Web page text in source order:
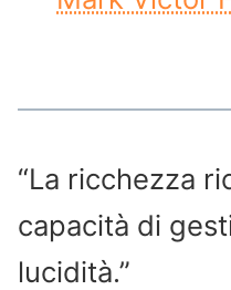
“La ricchezza
capacità di
lucidità.”